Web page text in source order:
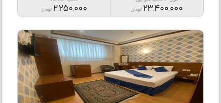
23,400,000 تومان 2,250,000 تومان